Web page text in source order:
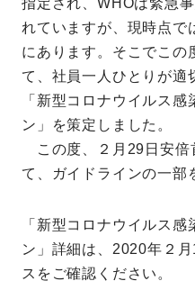
指定され、WHOは緊急
れていますが、現時点で
にあります。そこでこの
て、社員一人ひとりが適
「新型コロナウイルス
ン」を策定しました。
この度、２月29日安倍
て、ガイドラインの一部
「新型コロナウイルス
ン」詳細は、2020年２
スをご確認ください。